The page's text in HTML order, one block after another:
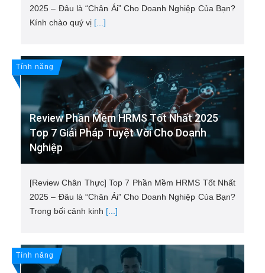
2025 – Đâu là “Chân Ái” Cho Doanh Nghiệp Của Bạn?
Kính chào quý vị [...]
Tính năng
Review Phần Mềm HRMS Tốt Nhất 2025
Top 7 Giải Pháp Tuyệt Vời Cho Doanh
Nghiệp
[Review Chân Thực] Top 7 Phần Mềm HRMS Tốt Nhất
2025 – Đâu là “Chân Ái” Cho Doanh Nghiệp Của Bạn?
Trong bối cảnh kinh [...]
Tính năng